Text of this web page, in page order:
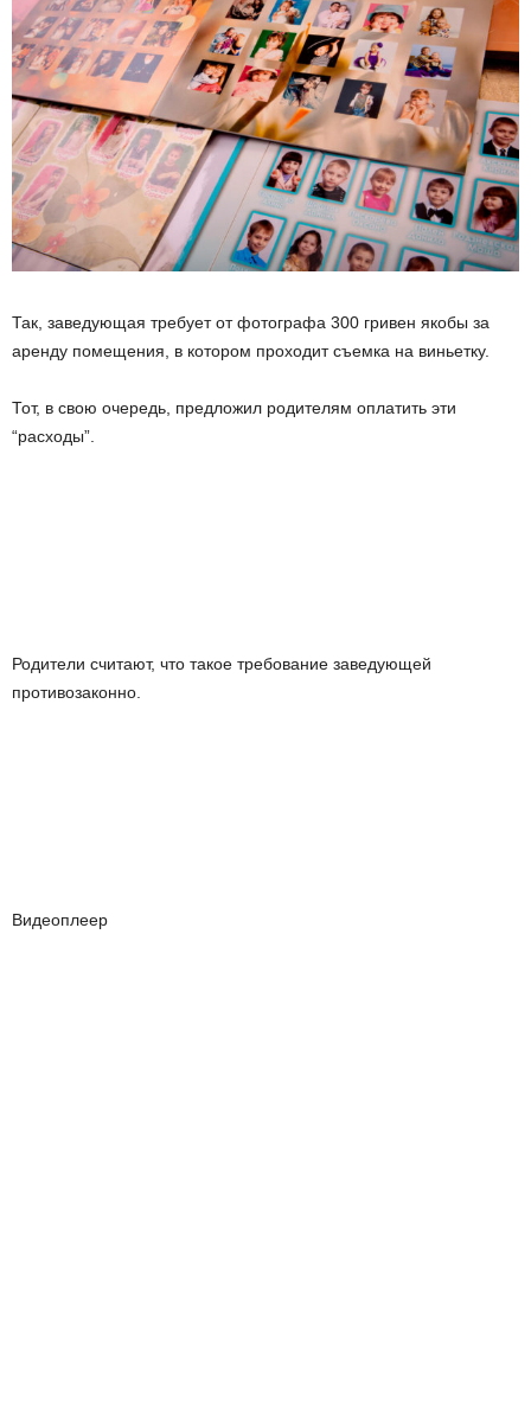
Так, заведующая требует от фотографа 300 гривен якобы за
аренду помещения, в котором проходит съемка на виньетку.
Тот, в свою очередь, предложил родителям оплатить эти
“расходы”.
Родители считают, что такое требование заведующей
противозаконно.
Видеоплеер